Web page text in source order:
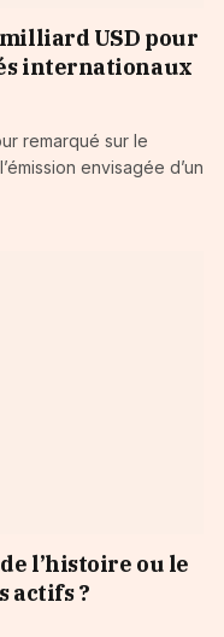
milliard USD pour
internationaux
remarqué sur le
envisagée d’un
l’histoire ou le
actifs ?